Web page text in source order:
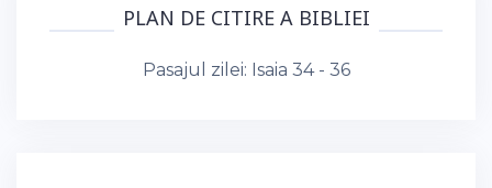
PLAN DE CITIRE A BIBLIEI
Pasajul zilei: Isaia 34 - 36